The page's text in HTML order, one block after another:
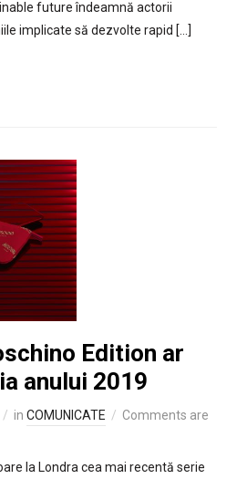
future îndeamnă actorii
implicate să dezvolte rapid […]
Edition ar
anului 2019
in COMUNICATE
Comments are
la Londra cea mai recentă serie